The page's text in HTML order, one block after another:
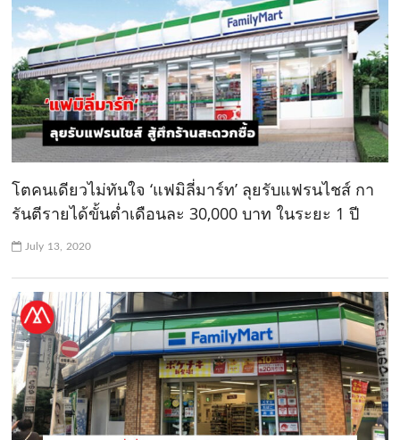
โตคนเดียวไม่ทันใจ ‘แฟมิลี่มาร์ท’ ลุยรับแฟรนไชส์ กา
รันตีรายได้ขั้นต่ำเดือนละ 30,000 บาท ในระยะ 1 ปี
July 13, 2020